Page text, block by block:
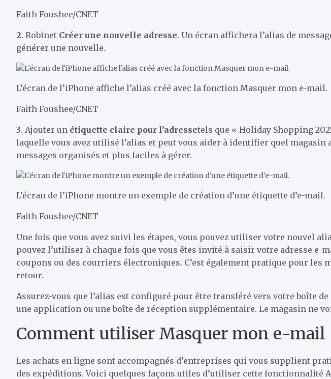
Faith Foushee/CNET
2. Robinet Créer une nouvelle adresse. Un écran affichera l’alias de
générer une nouvelle.
L’écran de l’iPhone affiche l’alias créé avec la fonction Masquer mon e-mail.
Faith Foushee/CNET
3. Ajouter un étiquette claire pour l’adressetels que « Holiday Shopping
laquelle vous avez utilisé l’alias et peut vous aider à identifier quel
messages organisés et plus faciles à gérer.
L’écran de l’iPhone montre un exemple de création d’une étiquette d’e-mail.
Faith Foushee/CNET
Une fois que vous avez suivi les étapes, vous pouvez utiliser votre nouvel
pouvez l’utiliser à chaque fois que vous êtes invité à saisir votre adresse
coupons ou des courriers électroniques. C’est également pratique pour les
retour.
Assurez-vous que l’alias est configuré pour être transféré vers votre boîte
une application ou une boîte de réception supplémentaire. Le magasin ne
Comment utiliser Masquer mon e-mail
Les achats en ligne sont accompagnés d’entreprises qui vous supplient
des expéditions. Voici quelques façons utiles d’utiliser cette fonctionnalité